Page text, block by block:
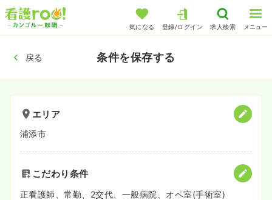
気になる 登録/ログイン 求人検索 メニュー
戻る 条件を保存する
エリア
浦添市
こだわり条件
正看護師、常勤、2交代、一般病院、オペ室(手術室)